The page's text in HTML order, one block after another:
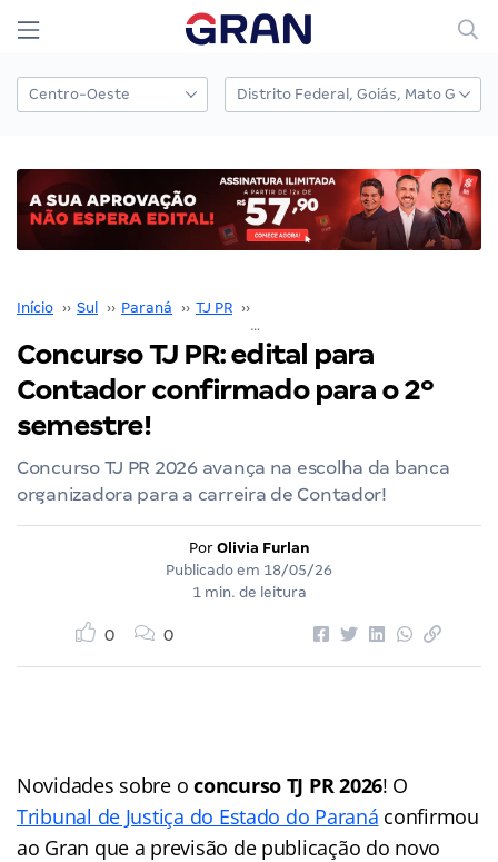
Início ›› Sul ›› Paraná ›› TJ PR ››
Concurso TJ PR: edital para
Contador confirmado para o 2º
semestre!
Concurso TJ PR 2026 avança na escolha da banca
organizadora para a carreira de Contador!
Por Olivia Furlan
Publicado em 18/05/26
1 min. de leitura
0 0
Novidades sobre oconcurso TJ PR 2026! O
Tribunal de Justiça do Estado do Paraná confirmou
ao Gran que a previsão de publicação do novo